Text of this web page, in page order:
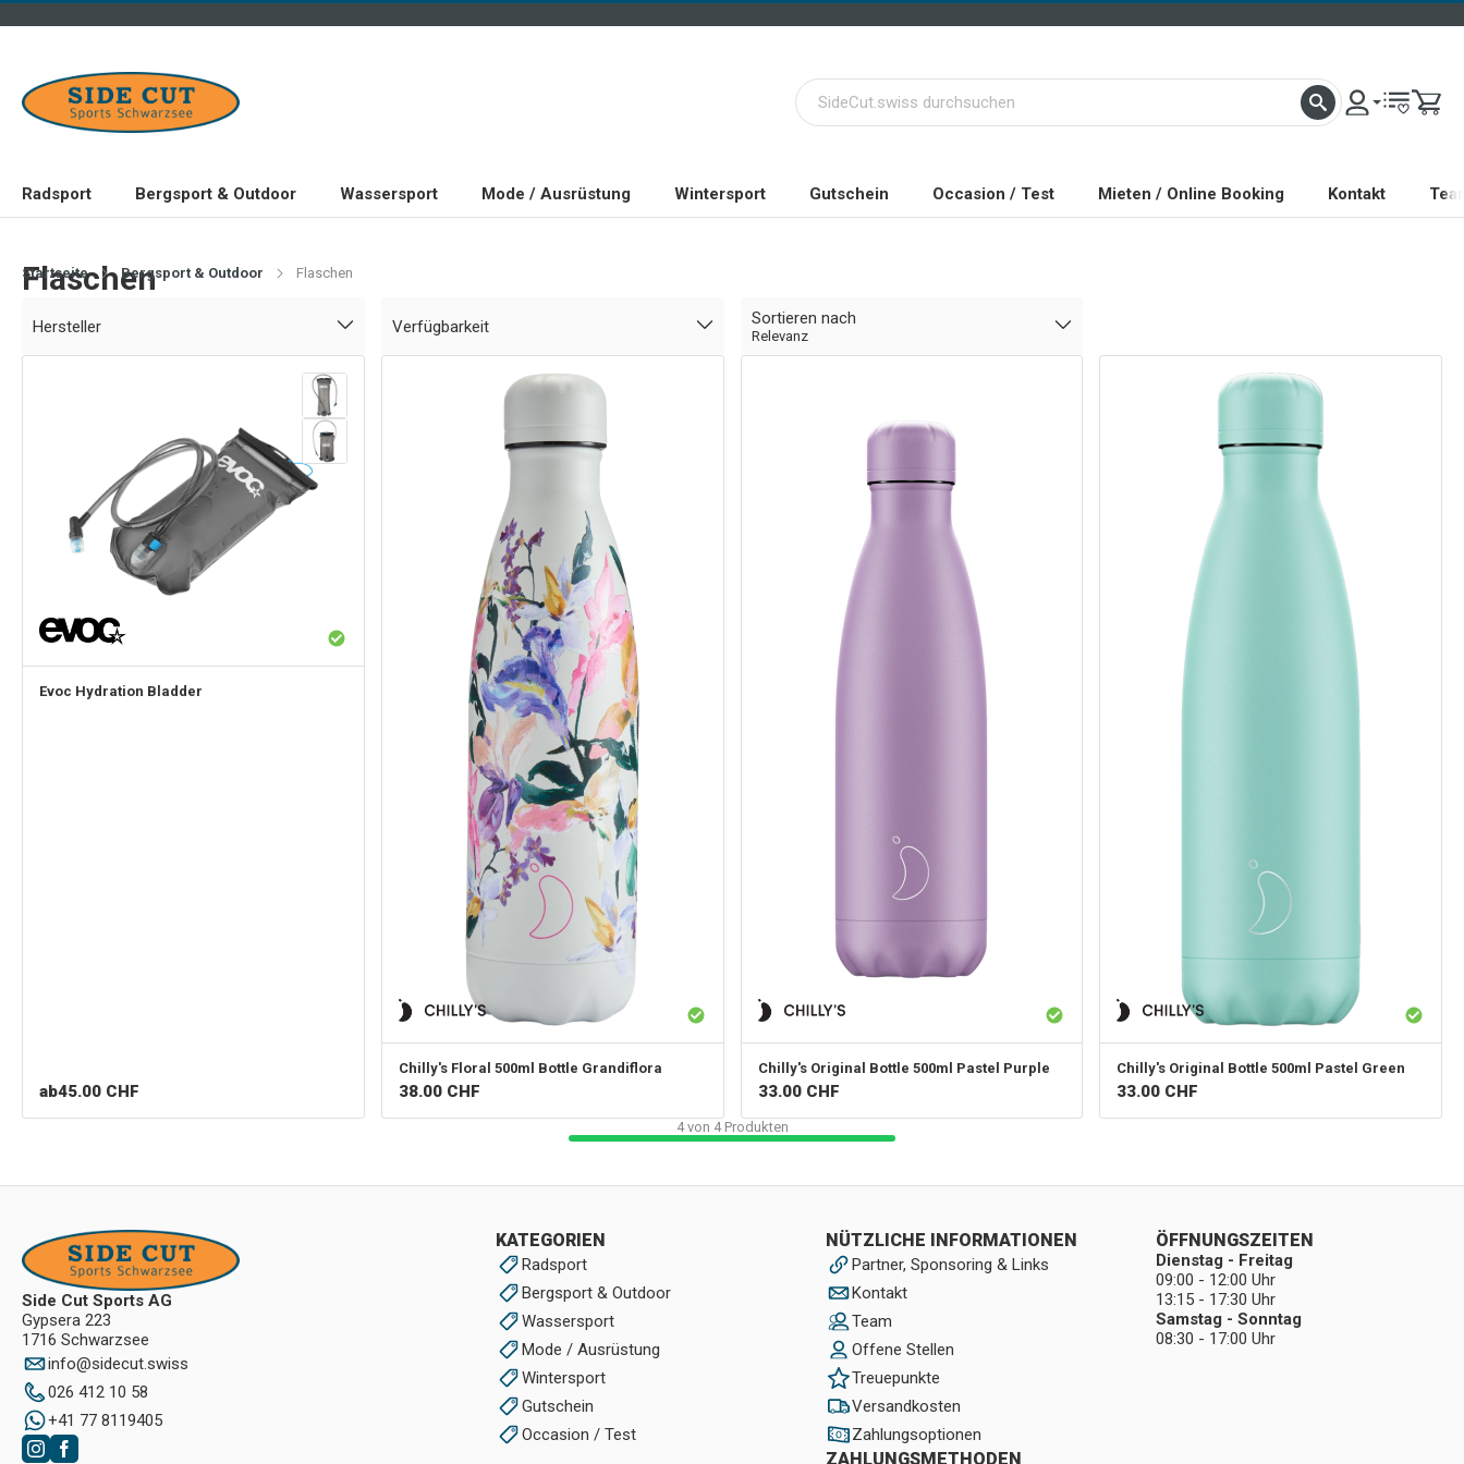
Radsport Bergsport & Outdoor Wassersport Mode / Ausrüstung Wintersport Gutschein Occasion / Test Mieten / Online Booking Kontakt
Startseite Bergsport & Outdoor Flaschen
Flaschen
Hersteller Verfügbarkeit Sortieren nach
Relevanz
Evoc Hydration Bladder
ab45.00 CHF
Chilly's Floral 500ml Bottle Grandiflora
38.00 CHF
Chilly's Original Bottle 500ml Pastel Purple
33.00 CHF
Chilly's Original Bottle 500ml Pastel Green
33.00 CHF
4von 4Produkten
Side Cut Sports AG
Gypsera 223
1716 Schwarzsee
info@sidecut.swiss
026 412 10 58
+41 77 8119405
KATEGORIEN
Radsport
Bergsport & Outdoor
Wassersport
Mode / Ausrüstung
Wintersport
Gutschein
Occasion / Test
NÜTZLICHE INFORMATIONEN
Partner, Sponsoring & Links
Kontakt
Team
Offene Stellen
Treuepunkte
Versandkosten
Zahlungsoptionen
ZAHLUNGSMETHODEN
ÖFFNUNGSZEITEN
Dienstag - Freitag
09:00 - 12:00 Uhr
13:15 - 17:30 Uhr
Samstag - Sonntag
08:30 - 17:00 Uhr